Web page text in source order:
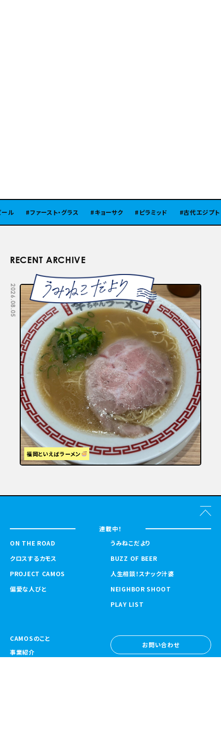
ファースト・グラス キョーサク ピラミッド 古代エジプト
RECENT ARCHIVE
2026.08.05
福岡といえばラーメン
連載中！
ON THE ROAD
クロスするカモス
PROJECT CAMOS
偏愛な人びと
うみねこだより
BUZZ OF BEER
人生相談！スナック汁婆
NEIGHBOR SHOOT
PLAY LIST
CAMOSのこと
事業紹介
お問い合わせ